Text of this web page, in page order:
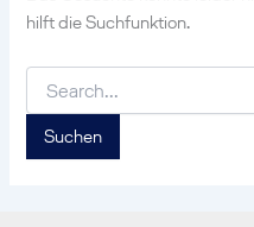
hilft die Suchfunktion.
Suchen
nach: